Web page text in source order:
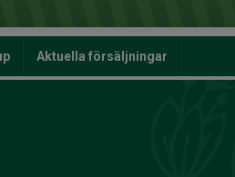
Aktuella försäljningar